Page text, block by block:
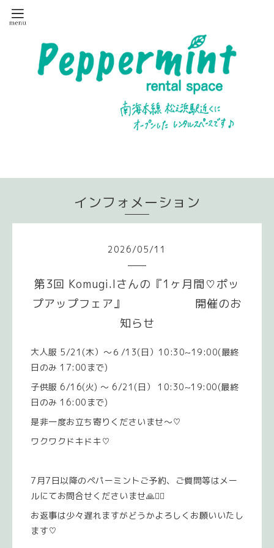
インフォメーション
2026/05/11
第3回 Komugi.Iさんの『1ヶ月間♡ポッ
プアップフェア』 開催のお
知らせ
大人服 5/21(木）〜６/13(日）10:30~19:00(最終
日のみ 17:00まで)
子供服 6/16(火) 〜 6/21(日） 10:30~19:00(最終
日のみ 16:00まで)
是非一度お立ち寄りくださいませ〜♡
ワクワクドキドキ♡
7月7日以降のペパーミントご予約、ご質問等はメー
ルにてお問合せくださいませ🙏🙇‍♀️
お返事は少々遅れますがどうかよろしくお願いいたし
ます♡